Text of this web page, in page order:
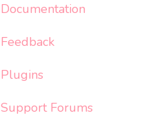
Documentation
Feedback
Plugins
Support Forums